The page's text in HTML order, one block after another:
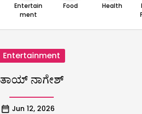
Entertain
ment
Food Health
Entertainment
ತಾಯ್ ನಾಗೇಶ್
Jun 12, 2026